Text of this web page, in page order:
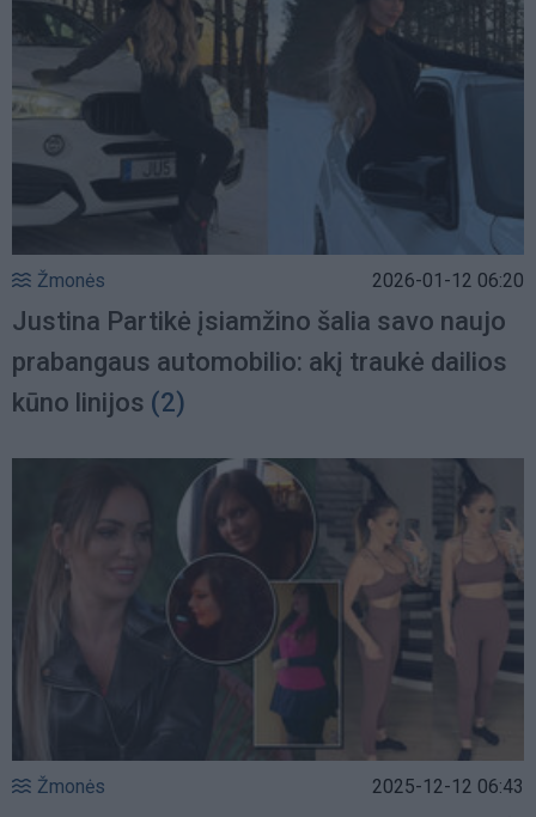
Žmonės 2026-01-12 06:20
Justina Partikė įsiamžino šalia savo naujo
prabangaus automobilio: akį traukė dailios
kūno linijos (2)
Žmonės 2025-12-12 06:43